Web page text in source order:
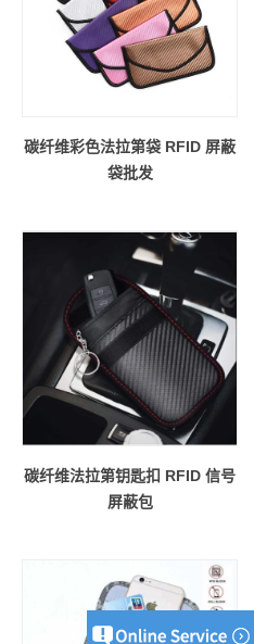
碳纤维彩色法拉第袋 RFID 屏蔽
袋批发
碳纤维法拉第钥匙扣 RFID 信号
屏蔽包